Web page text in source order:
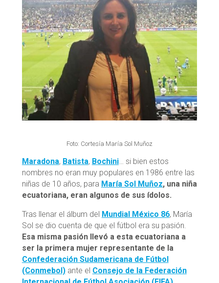
Foto: Cortesía María Sol Muñoz
Maradona, Batista, Bochini… si bien estos
nombres no eran muy populares en 1986 entre las
niñas de 10 años, para María Sol Muñoz, una niña
ecuatoriana, eran algunos de sus ídolos.
Tras llenar el álbum del Mundial México 86, María
Sol se dio cuenta de que el fútbol era su pasión.
Esa misma pasión llevó a esta ecuatoriana a
ser la primera mujer representante de la
Confederación Sudamericana de Fútbol
(Conmebol) ante el Consejo de la Federación